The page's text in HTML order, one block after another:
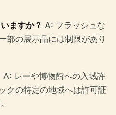
ますか？ A: フラッシュな
部の展示品には制限があり
A: レーや博物館への入域許
クの特定の地域へは許可証